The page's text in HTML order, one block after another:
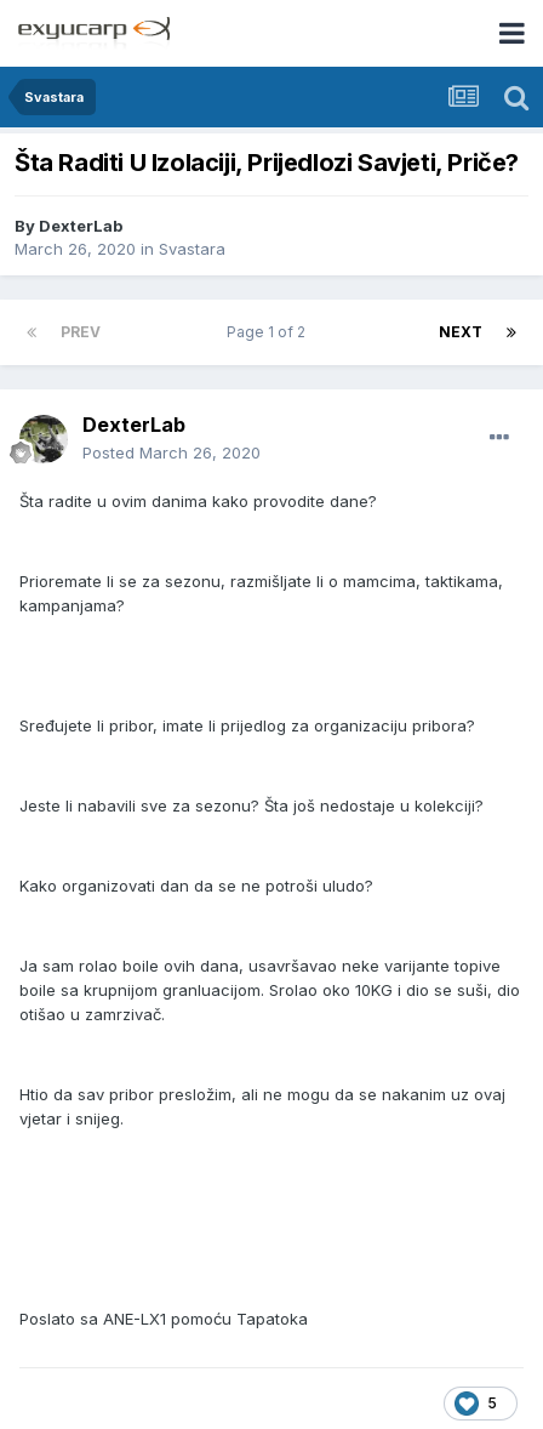
Svastara
Šta Raditi U Izolaciji, Prijedlozi Savjeti, Priče?
By DexterLab
March 26, 2020 in Svastara
PREV NEXT
Page 1 of 2
DexterLab
Posted March 26, 2020
Šta radite u ovim danima kako provodite dane?
Prioremate li se za sezonu, razmišljate li o mamcima, taktikama,
kampanjama?
Sređujete li pribor, imate li prijedlog za organizaciju pribora?
Jeste li nabavili sve za sezonu? Šta još nedostaje u kolekciji?
Kako organizovati dan da se ne potroši uludo?
Ja sam rolao boile ovih dana, usavršavao neke varijante topive
boile sa krupnijom granluacijom. Srolao oko 10KG i dio se suši, dio
otišao u zamrzivač.
Htio da sav pribor presložim, ali ne mogu da se nakanim uz ovaj
vjetar i snijeg.
Poslato sa ANE-LX1 pomoću Tapatoka
5